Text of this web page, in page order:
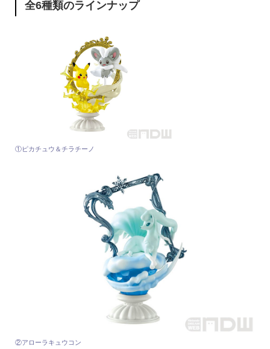
全6種類のラインナップ
①ピカチュウ＆チラチーノ
②アローラキュウコン